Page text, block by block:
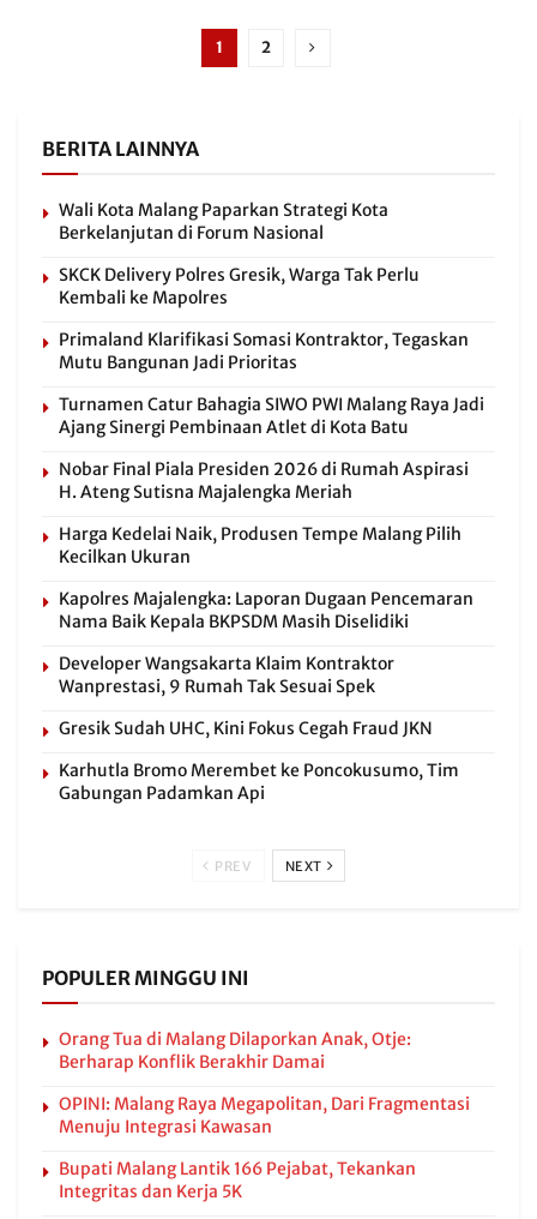
1 2
BERITA LAINNYA
Wali Kota Malang Paparkan Strategi Kota
Berkelanjutan di Forum Nasional
SKCK Delivery Polres Gresik, Warga Tak Perlu
Kembali ke Mapolres
Primaland Klarifikasi Somasi Kontraktor, Tegaskan
Mutu Bangunan Jadi Prioritas
Turnamen Catur Bahagia SIWO PWI Malang Raya Jadi
Ajang Sinergi Pembinaan Atlet di Kota Batu
Nobar Final Piala Presiden 2026 di Rumah Aspirasi
H. Ateng Sutisna Majalengka Meriah
Harga Kedelai Naik, Produsen Tempe Malang Pilih
Kecilkan Ukuran
Kapolres Majalengka: Laporan Dugaan Pencemaran
Nama Baik Kepala BKPSDM Masih Diselidiki
Developer Wangsakarta Klaim Kontraktor
Wanprestasi, 9 Rumah Tak Sesuai Spek
Gresik Sudah UHC, Kini Fokus Cegah Fraud JKN
Karhutla Bromo Merembet ke Poncokusumo, Tim
Gabungan Padamkan Api
PREV NEXT
POPULER MINGGU INI
Orang Tua di Malang Dilaporkan Anak, Otje:
Berharap Konflik Berakhir Damai
OPINI: Malang Raya Megapolitan, Dari Fragmentasi
Menuju Integrasi Kawasan
Bupati Malang Lantik 166 Pejabat, Tekankan
Integritas dan Kerja 5K